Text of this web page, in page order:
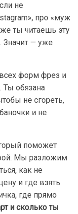
не
про «муж
ты читаешь эту
Значит — уже
всех форм фрез и
Ты обязана
не сгореть,
и не
поможет
Мы разложим
как не
и где взять
где прямо
и сколько ты